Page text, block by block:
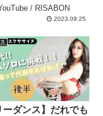
/ RISABON
2023.09.25
ーダンス】だれでも